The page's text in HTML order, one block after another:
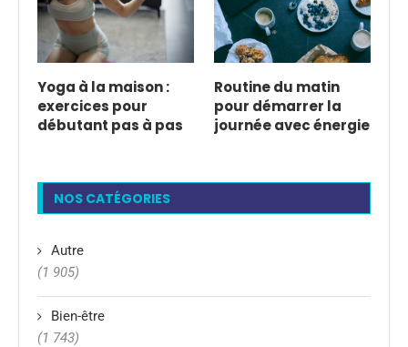
Yoga à la maison :
exercices pour
débutant pas à pas
Routine du matin
pour démarrer la
journée avec énergie
NOS CATÉGORIES
Autre
(1 905)
Bien-être
(1 743)